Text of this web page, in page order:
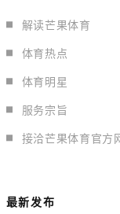
解读芒果体育
体育热点
体育明星
服务宗旨
接洽芒果体育官方
最新发布